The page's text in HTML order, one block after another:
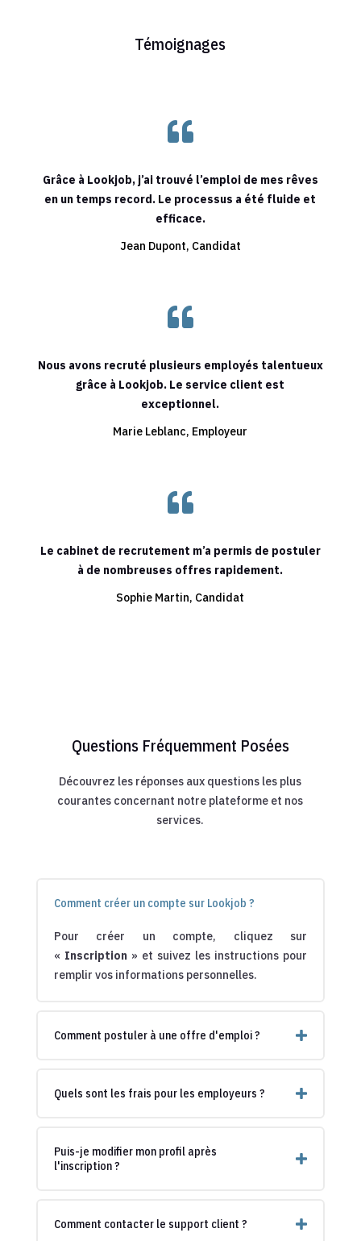
Témoignages

Grâce à Lookjob, j’ai trouvé l’emploi de mes rêves
en un temps record. Le processus a été fluide et
efficace.
Jean Dupont, Candidat

Nous avons recruté plusieurs employés talentueux
grâce à Lookjob. Le service client est
exceptionnel.
Marie Leblanc, Employeur

Le cabinet de recrutement m’a permis de postuler
à de nombreuses offres rapidement.
Sophie Martin, Candidat
Questions Fréquemment Posées
Découvrez les réponses aux questions les plus
courantes concernant notre plateforme et nos
services.
Comment créer un compte sur Lookjob ?
Pour créer un compte, cliquez sur
« Inscription» et suivez les instructions pour
remplir vos informations personnelles.
Comment postuler à une offre d'emploi ?
Quels sont les frais pour les employeurs ?
Puis-je modifier mon profil après
l'inscription ?
Comment contacter le support client ?